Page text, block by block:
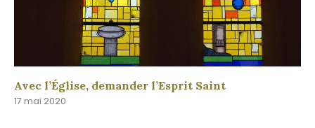
Avec l’Église, demander l’Esprit Saint
17 mai 2020